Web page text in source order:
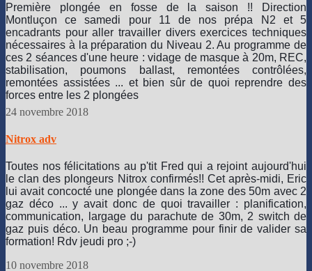
Première plongée en fosse de la saison !! Direction
Montluçon ce samedi pour 11 de nos prépa N2 et 5
encadrants pour aller travailler divers exercices techniques
nécessaires à la préparation du Niveau 2. Au programme de
ces 2 séances d'une heure : vidage de masque à 20m, REC,
stabilisation, poumons ballast, remontées contrôlées,
remontées assistées ... et bien sûr de quoi reprendre des
forces entre les 2 plongées
24 novembre 2018
Nitrox adv
Toutes nos félicitations au p'tit Fred qui a rejoint aujourd'hui
le clan des plongeurs Nitrox confirmés!! Cet après-midi, Eric
lui avait concocté une plongée dans la zone des 50m avec 2
gaz déco ... y avait donc de quoi travailler : planification,
communication, largage du parachute de 30m, 2 switch de
gaz puis déco. Un beau programme pour finir de valider sa
formation! Rdv jeudi pro ;-)
10 novembre 2018